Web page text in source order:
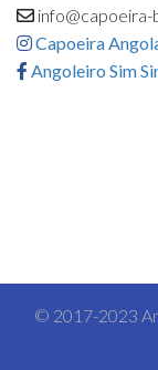
Capoeira
Angoleiro Sim
© 2017-2023